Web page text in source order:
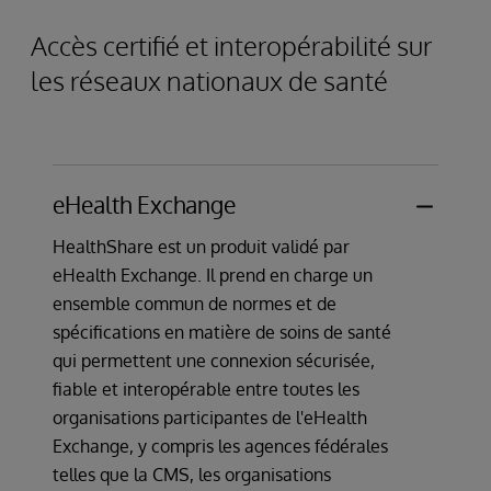
en charge les nouvelles spécifications au fur
et à mesure de leur développement.
que le placement et le traitement des
commandes, les informations relatives à
demande de liquidités, ainsi que les données
à destination et en provenance des entités
impliquées dans la finance, l'assurance, et est
utilisé pour la soumission et l'adjudication des
demandes d'assurance maladie.
Accès certifié et interopérabilité sur
les réseaux nationaux de santé
eHealth Exchange
HealthShare est un produit validé par
eHealth Exchange. Il prend en charge un
ensemble commun de normes et de
spécifications en matière de soins de santé
qui permettent une connexion sécurisée,
fiable et interopérable entre toutes les
organisations participantes de l'eHealth
Exchange, y compris les agences fédérales
telles que la CMS, les organisations